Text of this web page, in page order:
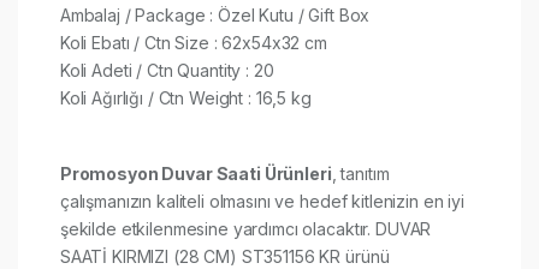
Ambalaj / Package : Özel Kutu / Gift Box
Koli Ebatı / Ctn Size : 62x54x32 cm
Koli Adeti / Ctn Quantity : 20
Koli Ağırlığı / Ctn Weight : 16,5 kg​
Promosyon Duvar Saati Ürünleri , tanıtım
çalışmanızın kaliteli olmasını ve hedef kitlenizin en iyi
şekilde etkilenmesine yardımcı olacaktır. DUVAR
SAATİ KIRMIZI (28 CM) ST351156 KR ürünü